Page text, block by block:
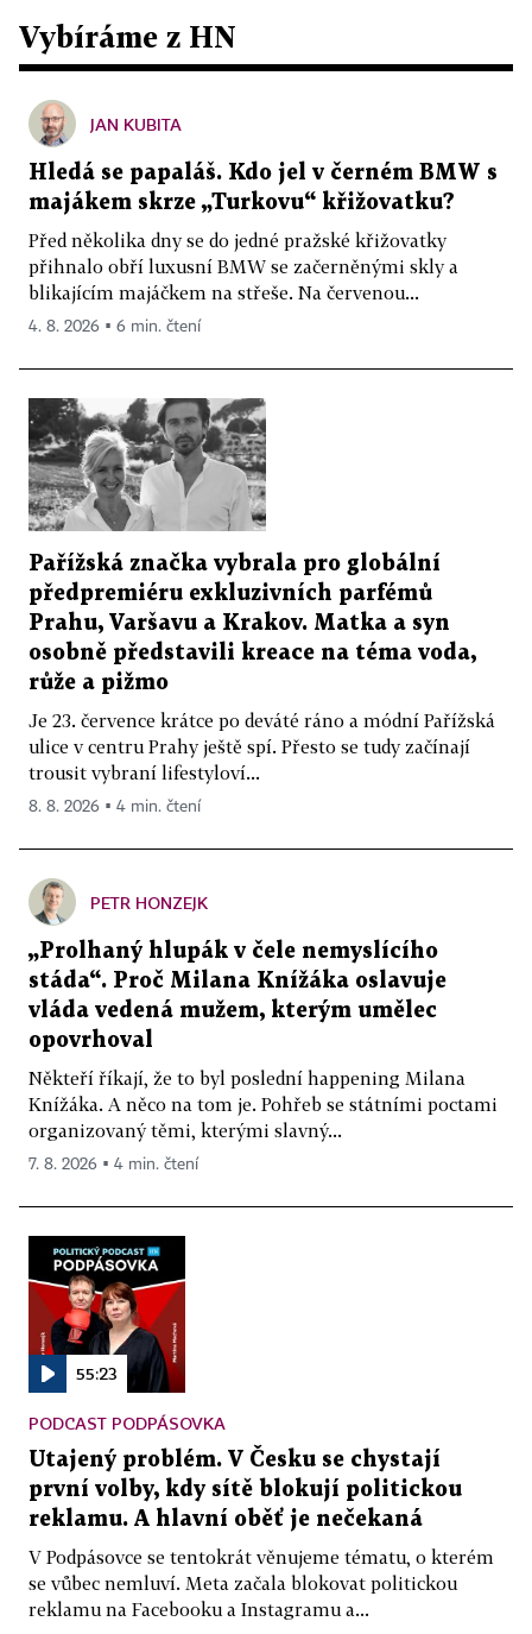
Vybíráme z HN
JAN KUBITA
Hledá se papaláš. Kdo jel v černém BMW s
majákem skrze „Turkovu“ křižovatku?
Před několika dny se do jedné pražské křižovatky
přihnalo obří luxusní BMW se začerněnými skly a
blikajícím majáčkem na střeše. Na červenou...
4. 8. 2026 ▪ 6 min. čtení
Pařížská značka vybrala pro globální
předpremiéru exkluzivních parfémů
Prahu, Varšavu a Krakov. Matka a syn
osobně představili kreace na téma voda,
růže a pižmo
Je 23. července krátce po deváté ráno a módní Pařížská
ulice v centru Prahy ještě spí. Přesto se tudy začínají
trousit vybraní lifestyloví...
8. 8. 2026 ▪ 4 min. čtení
PETR HONZEJK
„Prolhaný hlupák v čele nemyslícího
stáda“. Proč Milana Knížáka oslavuje
vláda vedená mužem, kterým umělec
opovrhoval
Někteří říkají, že to byl poslední happening Milana
Knížáka. A něco na tom je. Pohřeb se státními poctami
organizovaný těmi, kterými slavný...
7. 8. 2026 ▪ 4 min. čtení
55:23
PODCAST PODPÁSOVKA
Utajený problém. V Česku se chystají
první volby, kdy sítě blokují politickou
reklamu. A hlavní oběť je nečekaná
V Podpásovce se tentokrát věnujeme tématu, o kterém
se vůbec nemluví. Meta začala blokovat politickou
reklamu na Facebooku a Instagramu a...